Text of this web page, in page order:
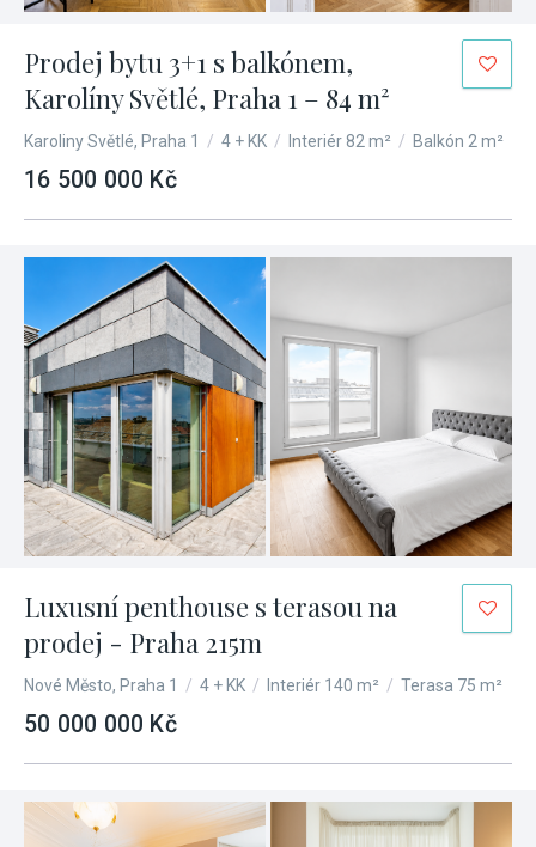
Prodej bytu 3+1 s balkónem,
Karolíny Světlé, Praha 1 – 84 m²
Karoliny Světlé, Praha 1 / 4 + KK / Interiér 82 m² / Balkón 2 m²
16 500 000 Kč
Luxusní penthouse s terasou na
prodej - Praha 215m
Nové Město, Praha 1 / 4 + KK / Interiér 140 m² / Terasa 75 m²
50 000 000 Kč